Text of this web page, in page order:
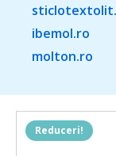
ibemol.ro
molton.ro
Reduceri!